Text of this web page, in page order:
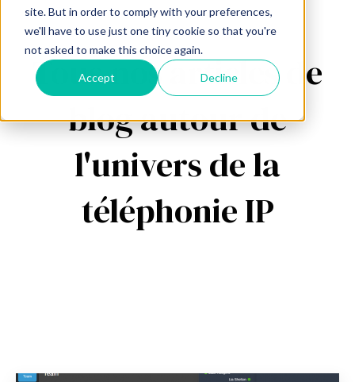
site. But in order to comply with your preferences,
we'll have to use just one tiny cookie so that you're
not asked to make this choice again.
Accept Decline
Tous nos articles de
blog autour de
l'univers de la
téléphonie IP